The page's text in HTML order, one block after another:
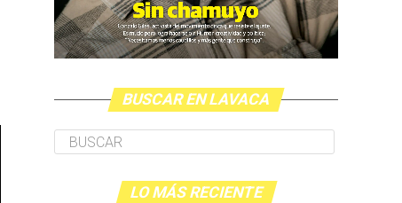
BUSCAR EN LAVACA
LO MÁS RECIENTE